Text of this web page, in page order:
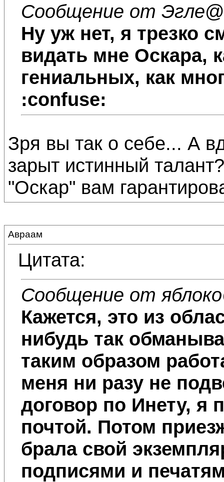
Сообщение от Эгле
Ну уж нет, я трезко
видать мне Оскара,
гениальных, как
:confuse:
Зря вы так о себе... А
зарыт истинный
"Оскар" вам
Авраам
Цитата:
Сообщение от яблоко
Кажется, это из
нибудь так
таким образом
меня ни разу не
договор по Инету, я
почтой. Потом
брала свой
подписями и